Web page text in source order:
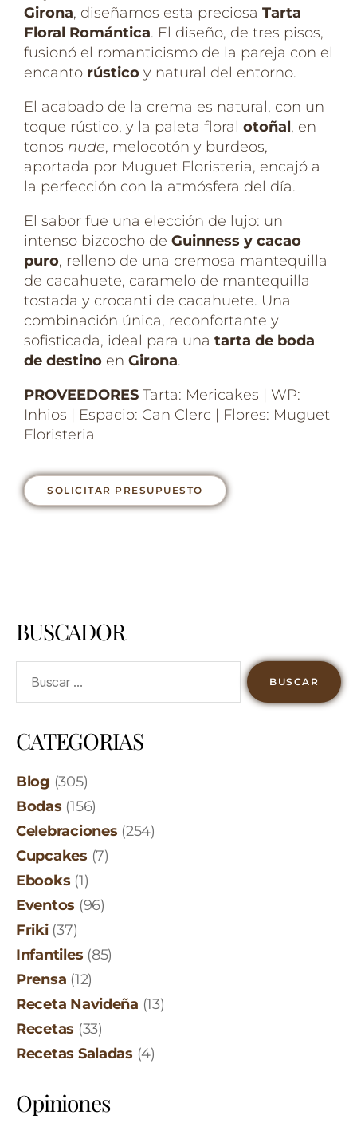
Girona, diseñamos esta preciosa Tarta
Floral Romántica. El diseño, de tres pisos,
fusionó el romanticismo de la pareja con el
encanto rústico y natural del entorno.
El acabado de la crema es natural, con un
toque rústico, y la paleta floral otoñal, en
tonos nude, melocotón y burdeos,
aportada por Muguet Floristeria, encajó a
la perfección con la atmósfera del día.
El sabor fue una elección de lujo: un
intenso bizcocho de Guinness y cacao
puro, relleno de una cremosa mantequilla
de cacahuete, caramelo de mantequilla
tostada y crocanti de cacahuete. Una
combinación única, reconfortante y
sofisticada, ideal para una tarta de boda
de destino en Girona.
PROVEEDORES Tarta: Mericakes | WP:
Inhios | Espacio: Can Clerc | Flores: Muguet
Floristeria
SOLICITAR PRESUPUESTO
BUSCADOR
CATEGORIAS
Blog (305)
Bodas (156)
Celebraciones (254)
Cupcakes (7)
Ebooks (1)
Eventos (96)
Friki(37)
Infantiles (85)
Prensa (12)
Receta Navideña (13)
Recetas (33)
Recetas Saladas (4)
Opiniones